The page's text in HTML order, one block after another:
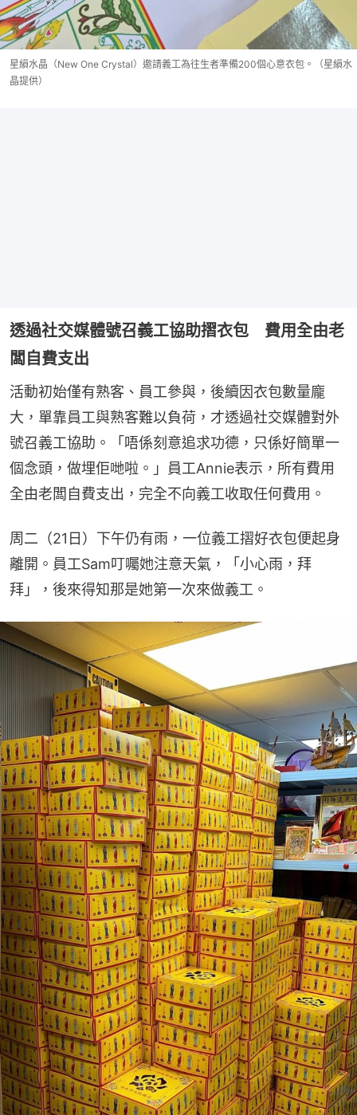
星縜水晶（New One Crystal）邀請義工為往生者準備200個心意衣包。（星縜水
晶提供）
透過社交媒體號召義工協助摺衣包 費用全由老
闆自費支出
活動初始僅有熟客、員工參與，後續因衣包數量龐
大，單靠員工與熟客難以負荷，才透過社交媒體對外
號召義工協助。「唔係刻意追求功德，只係好簡單一
個念頭，做埋佢哋啦。」員工Annie表示，所有費用
全由老闆自費支出，完全不向義工收取任何費用。
周二（21日）下午仍有雨，一位義工摺好衣包便起身
離開。員工Sam叮囑她注意天氣，「小心雨，拜
拜」，後來得知那是她第一次來做義工。